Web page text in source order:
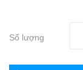
Số lượng